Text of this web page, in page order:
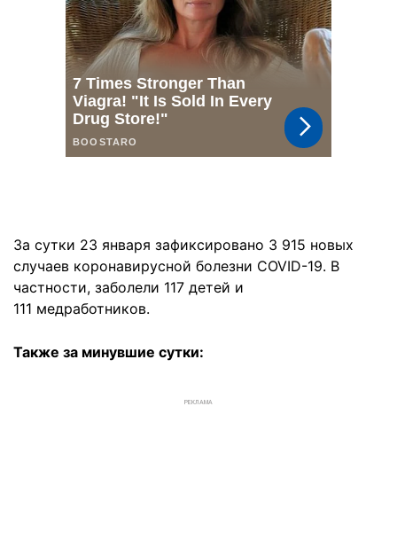
За сутки 23 января зафиксировано 3 915 новых
случаев коронавирусной болезни COVID-19. В
частности, заболели 117 детей и
111 медработников.
Также за минувшие сутки:
РЕКЛАМА